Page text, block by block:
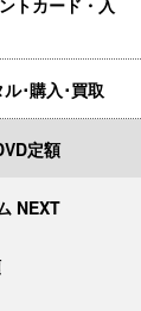
トカード・入
･購入･買取
定額
NEXT